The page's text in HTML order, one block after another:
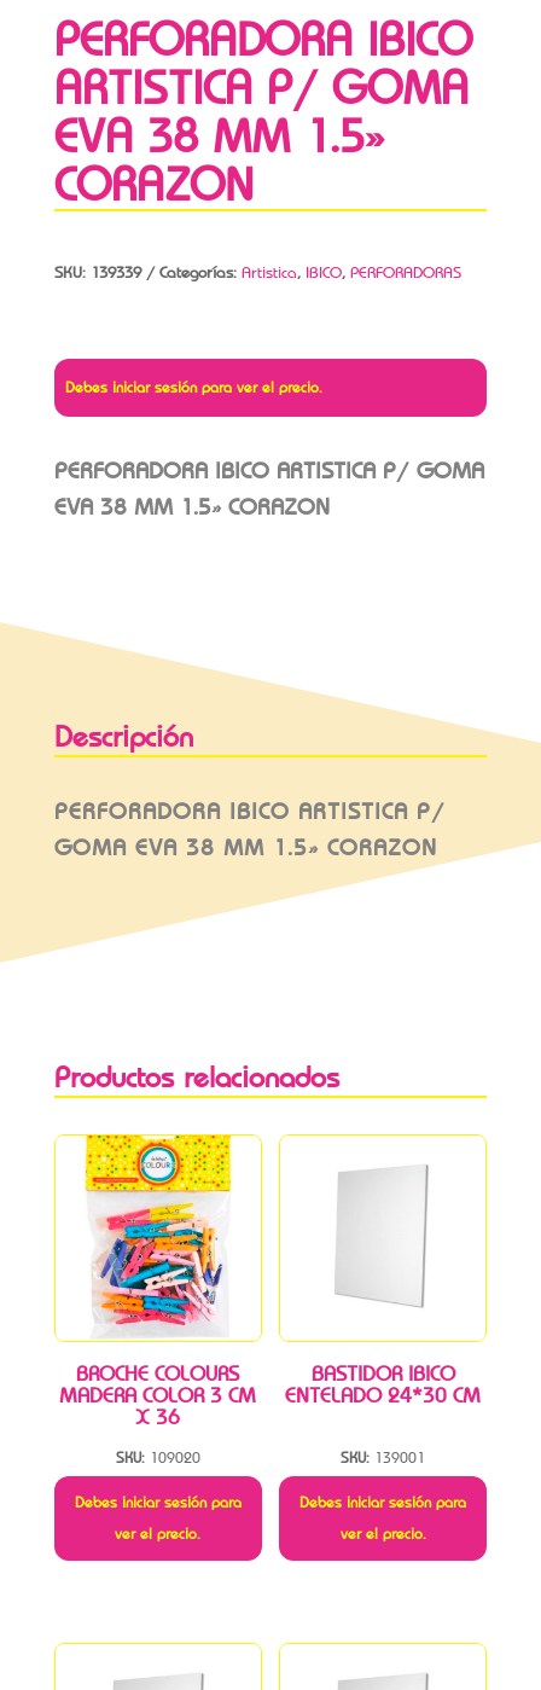
PERFORADORA IBICO
ARTISTICA P/ GOMA
EVA 38 MM 1.5»
CORAZON
SKU: 139339 Categorías: Artistica, IBICO, PERFORADORAS
Debes iniciar sesión para ver el precio.
PERFORADORA IBICO ARTISTICA P/ GOMA
EVA 38 MM 1.5» CORAZON
Descripción
PERFORADORA IBICO ARTISTICA P/
GOMA EVA 38 MM 1.5» CORAZON
Productos relacionados
BROCHE COLOURS
MADERA COLOR 3 CM
X 36
SKU: 109020
Debes iniciar sesión para
ver el precio.
BASTIDOR IBICO
ENTELADO 24*30 CM
SKU: 139001
Debes iniciar sesión para
ver el precio.